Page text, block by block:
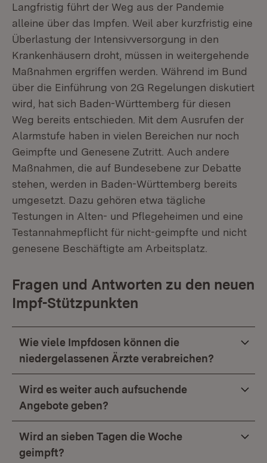
Langfristig führt der Weg aus der Pandemie
alleine über das Impfen. Weil aber kurzfristig eine
Überlastung der Intensivversorgung in den
Krankenhäusern droht, müssen in weitergehende
Maßnahmen ergriffen werden. Während im Bund
über die Einführung von 2G Regelungen diskutiert
wird, hat sich Baden-Württemberg für diesen
Weg bereits entschieden. Mit dem Ausrufen der
Alarmstufe haben in vielen Bereichen nur noch
Geimpfte und Genesene Zutritt. Auch andere
Maßnahmen, die auf Bundesebene zur Debatte
stehen, werden in Baden-Württemberg bereits
umgesetzt. Dazu gehören etwa tägliche
Testungen in Alten- und Pflegeheimen und eine
Testannahmepflicht für nicht-geimpfte und nicht
genesene Beschäftigte am Arbeitsplatz.
Fragen und Antworten zu den neuen
Impf-Stützpunkten
Wie viele Impfdosen können die
niedergelassenen Ärzte verabreichen?
Wird es weiter auch aufsuchende
Angebote geben?
Wird an sieben Tagen die Woche
geimpft?